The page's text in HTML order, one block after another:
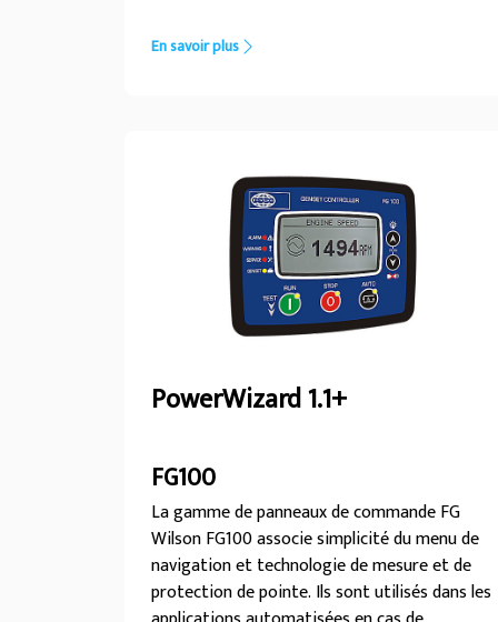
pour une alimentation fiable
En savoir plus
PowerWizard 1.1+
FG100
La gamme de panneaux de commande FG
Wilson FG100 associe simplicité du menu de
navigation et technologie de mesure et de
protection de pointe. Ils sont utilisés dans les